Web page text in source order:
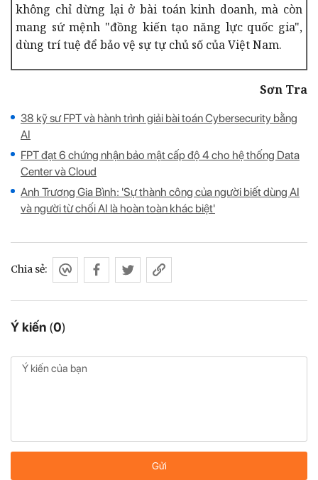
không chỉ dừng lại ở bài toán kinh doanh, mà còn
mang sứ mệnh "đồng kiến tạo năng lực quốc gia",
dùng trí tuệ để bảo vệ sự tự chủ số của Việt Nam.
Sơn Tra
38 kỹ sư FPT và hành trình giải bài toán Cybersecurity bằng
AI
FPT đạt 6 chứng nhận bảo mật cấp độ 4 cho hệ thống Data
Center và Cloud
Anh Trương Gia Bình: 'Sự thành công của người biết dùng AI
và người từ chối AI là hoàn toàn khác biệt'
Ý kiến (0)
Chia sẻ:
Gửi